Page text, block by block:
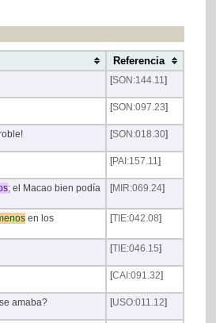
Referencia
[SON:144.11]
[SON:097.23]
[SON:018.30]
[PAI:157.11]
; el Macao bien podía
[MIR:069.24]
en los
[TIE:042.08]
[TIE:046.15]
[CAI:091.32]
amaba? [USO:011.12]